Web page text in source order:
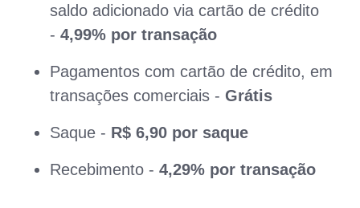
saldo adicionado via cartão de crédito
- 4,99% por transação
Pagamentos com cartão de crédito, em
transações comerciais - Grátis
Saque - R$ 6,90 por saque
Recebimento - 4,29% por transação